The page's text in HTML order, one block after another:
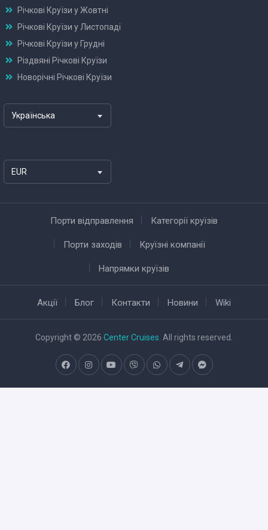
Річкові Круїзи у Жовтні
Річкові Круїзи у Листопаді
Річкові Круїзи у Грудні
Різдвяні Річкові Круїзи
Новорічні Річкові Круїзи
Українська
EUR
Порти відправлення Категорії круїзів
Порти заходів Круїзні компанії
Напрямки круїзів
Акції Блог Контакти Новини Wiki
Copyright © 2026 Center Cruises. All rights reserved.